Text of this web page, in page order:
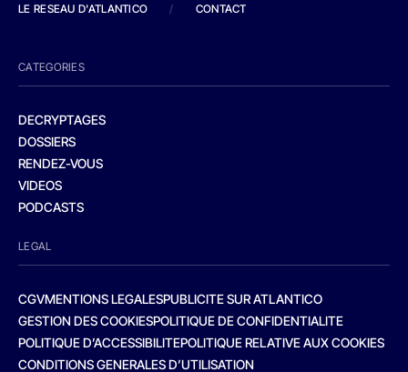
LE RESEAU D'ATLANTICO
/ CONTACT
CATEGORIES
DECRYPTAGES
DOSSIERS
RENDEZ-VOUS
VIDEOS
PODCASTS
LEGAL
CGVMENTIONS LEGALESPUBLICITE SUR ATLANTICO
GESTION DES COOKIESPOLITIQUE DE CONFIDENTIALITE
POLITIQUE D’ACCESSIBILITEPOLITIQUE RELATIVE AUX COOKIES
CONDITIONS GENERALES D’UTILISATION